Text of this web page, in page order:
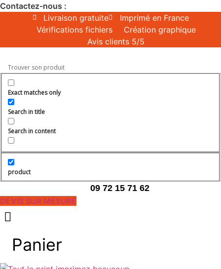
Aller
Contactez-nous :
Livraison gratuite
Imprimé en France
Vérifications fichiers
Création graphique
Avis clients 5/5
Exact matches only
Search in title
Search in content
product
09 72 15 71 62
DEVIS SUR MESURE
Panier